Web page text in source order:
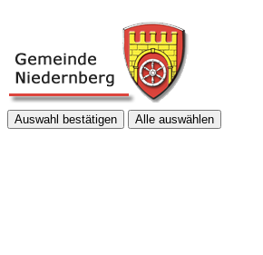
Auswahl bestätigen Alle auswählen